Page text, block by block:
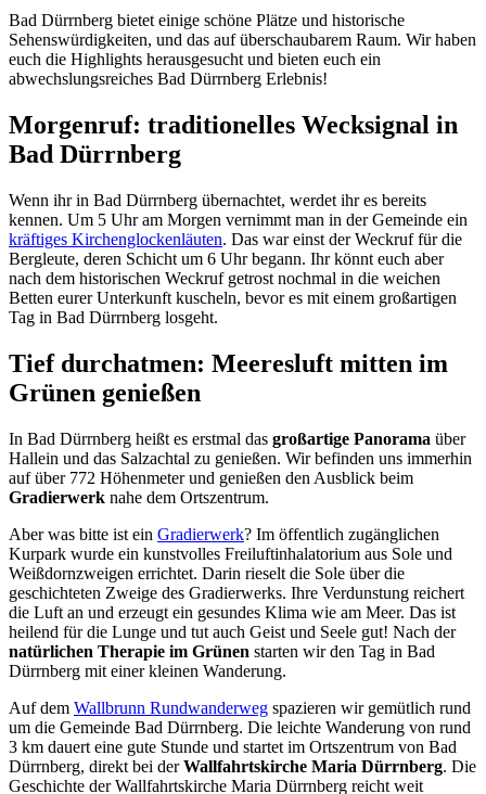
Bad Dürrnberg bietet einige schöne Plätze und historische
Sehenswürdigkeiten, und das auf überschaubarem Raum. Wir haben
euch die Highlights herausgesucht und bieten euch ein
abwechslungsreiches Bad Dürrnberg Erlebnis!
Morgenruf: traditionelles Wecksignal in
Bad Dürrnberg
Wenn ihr in Bad Dürrnberg übernachtet, werdet ihr es bereits
kennen. Um 5 Uhr am Morgen vernimmt man in der Gemeinde ein
kräftiges Kirchenglockenläuten. Das war einst der Weckruf für die
Bergleute, deren Schicht um 6 Uhr begann. Ihr könnt euch aber
nach dem historischen Weckruf getrost nochmal in die weichen
Betten eurer Unterkunft kuscheln, bevor es mit einem großartigen
Tag in Bad Dürrnberg losgeht.
Tief durchatmen: Meeresluft mitten im
Grünen genießen
In Bad Dürrnberg heißt es erstmal das großartige Panorama über
Hallein und das Salzachtal zu genießen. Wir befinden uns immerhin
auf über 772 Höhenmeter und genießen den Ausblick beim
Gradierwerk nahe dem Ortszentrum.
Aber was bitte ist ein Gradierwerk? Im öffentlich zugänglichen
Kurpark wurde ein kunstvolles Freiluftinhalatorium aus Sole und
Weißdornzweigen errichtet. Darin rieselt die Sole über die
geschichteten Zweige des Gradierwerks. Ihre Verdunstung reichert
die Luft an und erzeugt ein gesundes Klima wie am Meer. Das ist
heilend für die Lunge und tut auch Geist und Seele gut! Nach der
natürlichen Therapie im Grünen starten wir den Tag in Bad
Dürrnberg mit einer kleinen Wanderung.
Auf dem Wallbrunn Rundwanderweg spazieren wir gemütlich rund
um die Gemeinde Bad Dürrnberg. Die leichte Wanderung von rund
3 km dauert eine gute Stunde und startet im Ortszentrum von Bad
Dürrnberg, direkt bei derWallfahrtskirche Maria Dürrnberg. Die
Geschichte der Wallfahrtskirche Maria Dürrnberg reicht weit